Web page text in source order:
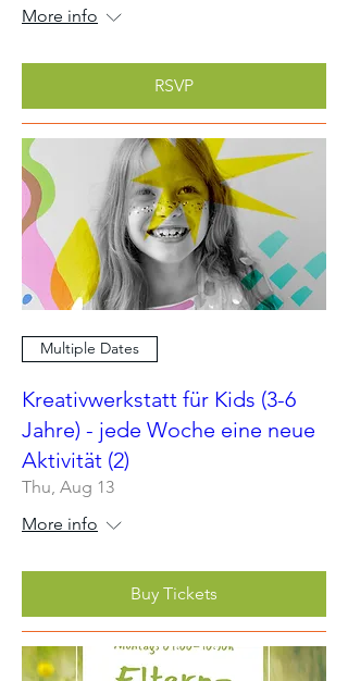
More info
RSVP
Multiple Dates
Kreativwerkstatt für Kids (3-6
Jahre) - jede Woche eine neue
Aktivität (2)
Thu, Aug 13
More info
Buy Tickets